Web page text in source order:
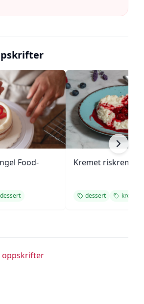
Food-
dessert
Kremet riskrem
dessert kremete
oppskrifter